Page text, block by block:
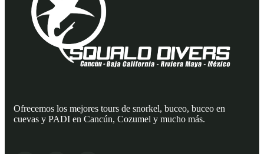
Ofrecemos los mejores tours de snorkel, buceo, buceo en
cuevas y PADI en Cancún, Cozumel y mucho más.